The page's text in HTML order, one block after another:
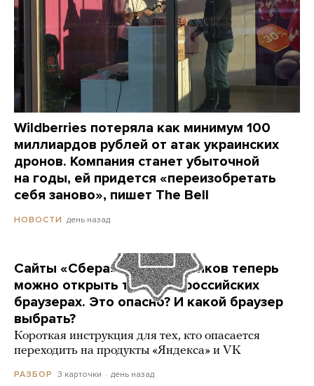
Wildberries потеряла как минимум 100
миллиардов рублей от атак украинских
дронов. Компания станет убыточной
на годы, ей придется «переизобретать
себя заново», пишет The Bell
НОВОСТИ день назад
Сайты «Сбера» и других банков теперь
можно открыть только в российских
браузерах. Это опасно? И какой браузер
выбрать?
Короткая инструкция для тех, кто опасается
переходить на продукты «Яндекса» и VK
РАЗБОР 3 карточки день назад